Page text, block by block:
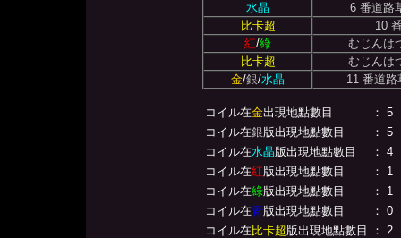
水晶
6 番道路
比卡超
10
紅/綠
むじんは
比卡超
むじんは
金/銀/水晶 11 番道路
コイル在金出現地點數目
： 5
コイル在銀版出現地點數目
： 5
コイル在水晶版出現地點數目
： 4
コイル在紅版出現地點數目
： 1
コイル在綠版出現地點數目
： 1
コイル在青版出現地點數目
： 0
コイル在比卡超版出現地點數目 ： 2